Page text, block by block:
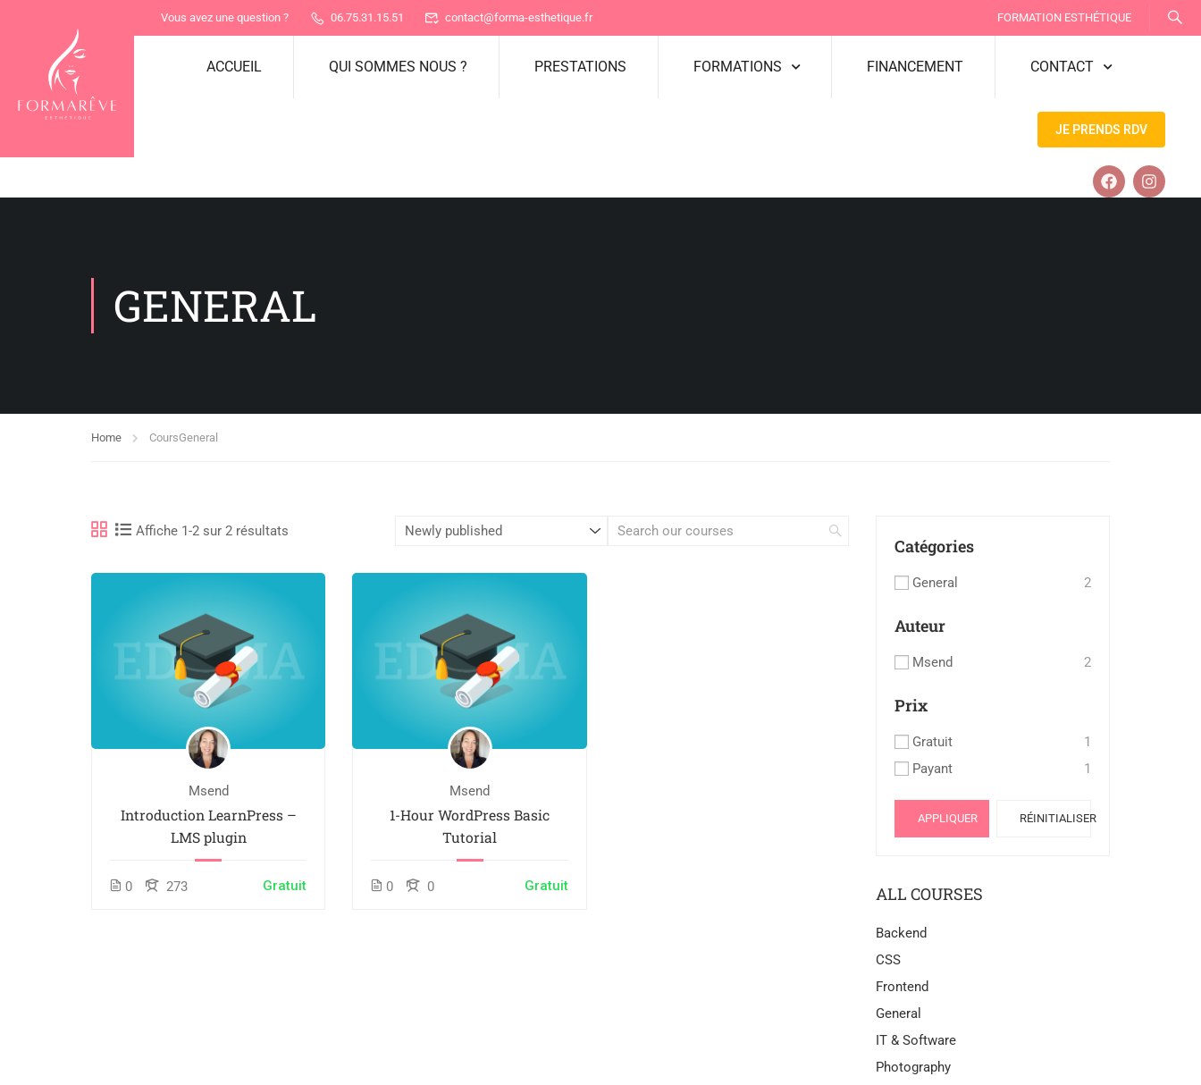
Vous avez une question ? 06.75.31.15.51 contact@forma-esthetique.fr FORMATION ESTHÉTIQUE
ACCUEIL QUI SOMMES NOUS ? PRESTATIONS FORMATIONS FINANCEMENT CONTACT
JE PRENDS RDV
GENERAL
Home CoursGeneral
Affiche 1-2 sur 2 résultats
Msend
Introduction LearnPress –
LMS plugin
0 273 Gratuit
Msend
1-Hour WordPress Basic
Tutorial
0 0 Gratuit
Catégories
General 2
Auteur
Msend 2
Prix
Gratuit
1
Payant
1
APPLIQUER RÉINITIALISER
ALL COURSES
Backend
CSS
Frontend
General
IT & Software
Photography